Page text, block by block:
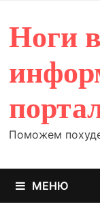
содержимому
Ноги
Поможем
МЕНЮ